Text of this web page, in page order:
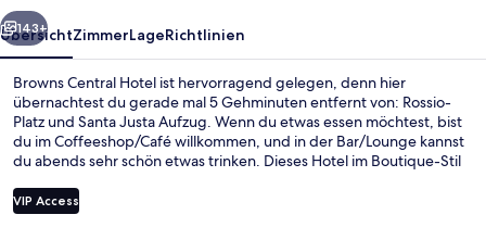
Weiter
143+
ÜbersichtZimmerLageRichtlinien
Browns Central Hotel ist hervorragend gelegen, denn hier
übernachtest du gerade mal 5 Gehminuten entfernt von: Rossio-
Platz und Santa Justa Aufzug. Wenn du etwas essen möchtest, bist
du im Coffeeshop/Café willkommen, und in der Bar/Lounge kannst
du abends sehr schön etwas trinken. Dieses Hotel im Boutique-Stil
Comércio und Castelo de São Jorge. Die bequemen Betten und das
hilfsbereite Personal erhalten tolle Bewertungen von anderen
VIP Access